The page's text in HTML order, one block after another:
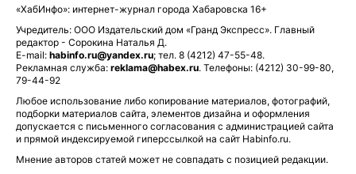
«ХабИнфо»: интернет-журнал города Хабаровска 16+
Учредитель: ООО Издательский дом «Гранд Экспресс». Главный
редактор - Сорокина Наталья Д.
E-mail: habinfo.ru@yandex.ru; тел. 8 (4212) 47-55-48.
Рекламная служба: reklama@habex.ru. Телефоны: (4212) 30-99-80,
79-44-92
Любое использование либо копирование материалов, фотографий,
подборки материалов сайта, элементов дизайна и оформления
допускается с письменного согласования с администрацией сайта
и прямой индексируемой гиперссылкой на сайт Habinfo.ru.
Мнение авторов статей может не совпадать с позицией редакции.